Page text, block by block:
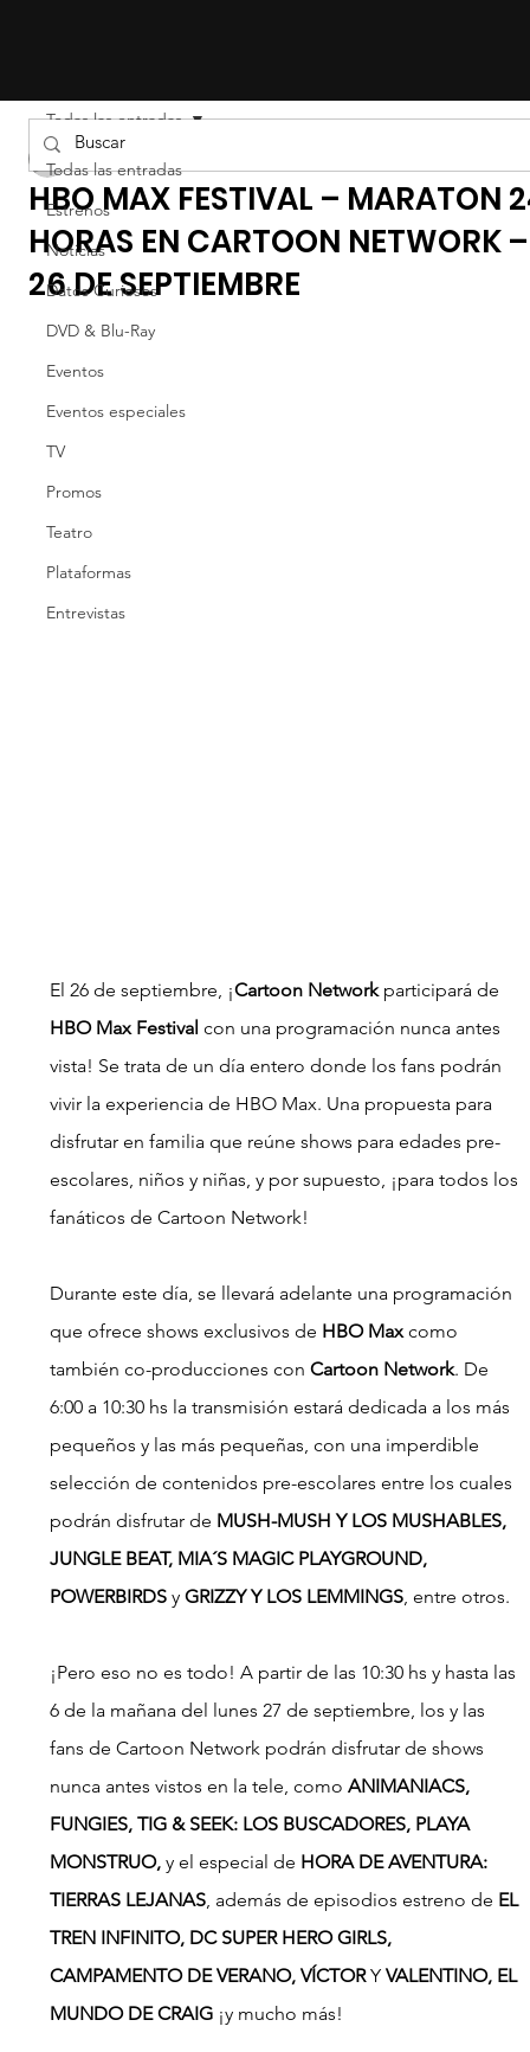
Todas las entradas
Estrenos
Noticias
Datos Curiosos
DVD & Blu-Ray
Eventos
Eventos especiales
TV
Promos
Teatro
Plataformas
Entrevistas
Todas las entradas
HBO MAX FESTIVAL – MARATON
HORAS EN CARTOON NETWORK –
26 DE SEPTIEMBRE
El 26 de septiembre, ¡Cartoon Network participará de
HBO Max Festival con una programación nunca antes
vista! Se trata de un día entero donde los fans podrán
vivir la experiencia de HBO Max. Una propuesta para
disfrutar en familia que reúne shows para edades pre-
escolares, niños y niñas, y por supuesto, ¡para todos los
fanáticos de Cartoon Network!
Durante este día, se llevará adelante una programación
que ofrece shows exclusivos de HBO Max como
también co-producciones con Cartoon Network. De
6:00 a 10:30 hs la transmisión estará dedicada a los más
pequeños y las más pequeñas, con una imperdible
selección de contenidos pre-escolares entre los cuales
podrán disfrutar de MUSH-MUSH Y LOS MUSHABLES,
JUNGLE BEAT, MIA´S MAGIC PLAYGROUND,
POWERBIRDS y GRIZZY Y LOS LEMMINGS , entre otros.
¡Pero eso no es todo! A partir de las 10:30 hs y hasta las
6 de la mañana del lunes 27 de septiembre, los y las
fans de Cartoon Network podrán disfrutar de shows
nunca antes vistos en la tele, como ANIMANIACS,
FUNGIES, TIG & SEEK: LOS BUSCADORES, PLAYA
MONSTRUO, y el especial de HORA DE AVENTURA:
TIERRAS LEJANAS , además de episodios estreno de EL
TREN INFINITO, DC SUPER HERO GIRLS,
CAMPAMENTO DE VERANO, VÍCTOR Y VALENTINO, EL
MUNDO DE CRAIG ¡y mucho más!